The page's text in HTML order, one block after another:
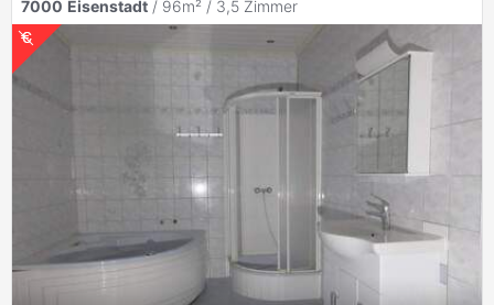
7000 Eisenstadt / 96m² / 3,5 Zimmer